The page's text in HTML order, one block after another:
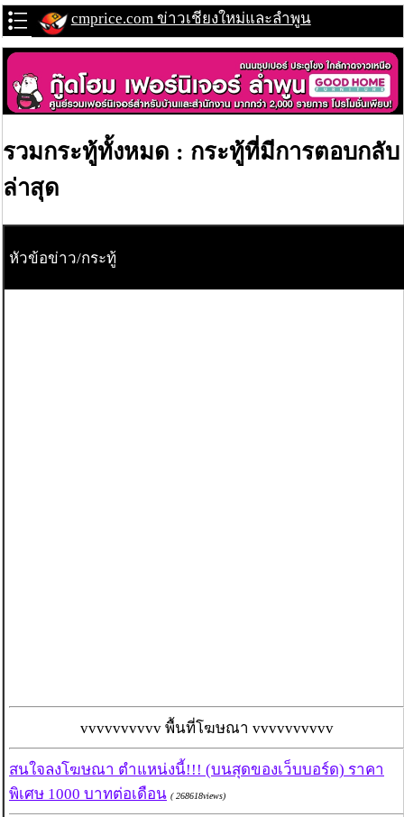
cmprice.com ข่าวเชียงใหม่และลำพูน
รวมกระทู้ทั้งหมด : กระทู้ที่มีการตอบกลับ
ล่าสุด
หัวข้อข่าว/กระทู้
vvvvvvvvvv พื้นที่โฆษณา vvvvvvvvvv
สนใจลงโฆษณา ตำแหน่งนี้!!! (บนสุดของเว็บบอร์ด) ราคา
พิเศษ 1000 บาทต่อเดือน ( 268618views)